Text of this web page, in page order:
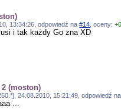
13:34:26, odpowiedź na#14 , oceny:+0
i tak każdy Go zna XD
2 (moston)
24.08.2010, 15:21:49, odpowiedź
...